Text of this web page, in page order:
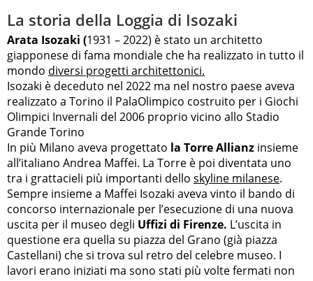
La storia della Loggia di Isozaki
Arata Isozaki (1931 – 2022) è stato un architetto
giapponese di fama mondiale che ha realizzato in tutto il
mondo diversi progetti architettonici.
Isozaki è deceduto nel 2022 ma nel nostro paese aveva
realizzato a Torino il PalaOlimpico costruito per i Giochi
Olimpici Invernali del 2006 proprio vicino allo Stadio
Grande Torino
In più Milano aveva progettato la Torre Allianz insieme
all’italiano Andrea Maffei. La Torre è poi diventata uno
tra i grattacieli più importanti dello skyline milanese.
Sempre insieme a Maffei Isozaki aveva vinto il bando di
concorso internazionale per l’esecuzione di una nuova
uscita per il museo degli Uffizi di Firenze. L’uscita in
questione era quella su piazza del Grano (già piazza
Castellani) che si trova sul retro del celebre museo. I
lavori erano iniziati ma sono stati più volte fermati non